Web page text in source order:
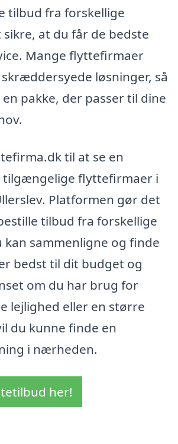
tilbud fra forskellige
at du får de bedste
Mange flyttefirmaer
løsninger, så
pakke, der passer til dine
til at se en
tilgængelige flyttefirmaer i
Platformen gør det
tilbud fra forskellige
kan sammenligne og finde
bedst til dit budget og
om du har brug for
lejlighed eller en større
du kunne finde en
i nærheden.
her!